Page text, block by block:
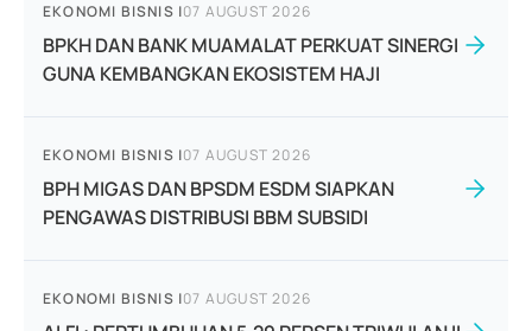
EKONOMI BISNIS |07 AUGUST 2026
BPKH DAN BANK MUAMALAT PERKUAT SINERGI
GUNA KEMBANGKAN EKOSISTEM HAJI
EKONOMI BISNIS |07 AUGUST 2026
BPH MIGAS DAN BPSDM ESDM SIAPKAN
PENGAWAS DISTRIBUSI BBM SUBSIDI
EKONOMI BISNIS |07 AUGUST 2026